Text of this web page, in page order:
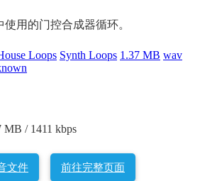
使用的门控合成器循环。
Loops Synth Loops 1.37 MB wav
MB / 1411 kbps
文件 前往完整页面